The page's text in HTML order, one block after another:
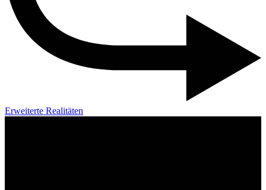
Erweiterte Realitäten